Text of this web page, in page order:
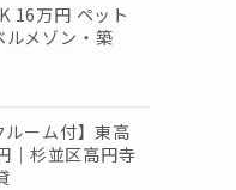
16万円 ペット
ルメゾン・築
ルーム付】東高
｜杉並区高円寺